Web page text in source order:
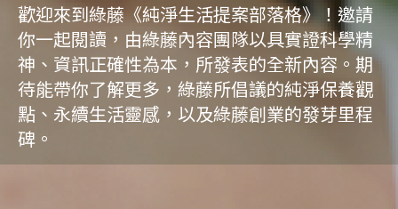
歡迎來到綠藤《純淨生活提案部落格》！邀請
你一起閱讀，由綠藤內容團隊以具實證科學精
神、資訊正確性為本，所發表的全新內容。期
待能帶你了解更多，綠藤所倡議的純淨保養觀
點、永續生活靈感，以及綠藤創業的發芽里程
碑。